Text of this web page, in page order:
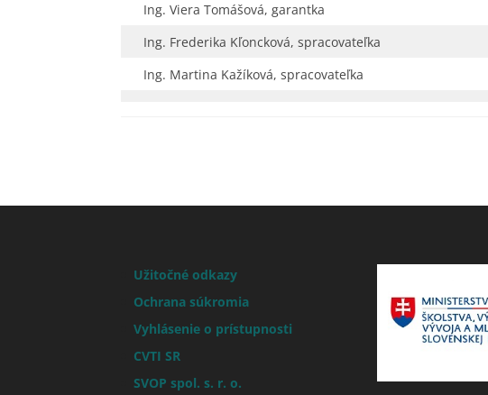
Ing. Viera Tomášová, garantka
Ing. Frederika Kľoncková, spracovateľka
Ing. Martina Kažíková, spracovateľka
Užitočné odkazy
Ochrana súkromia
Vyhlásenie o prístupnosti
CVTI SR
SVOP spol. s. r. o.